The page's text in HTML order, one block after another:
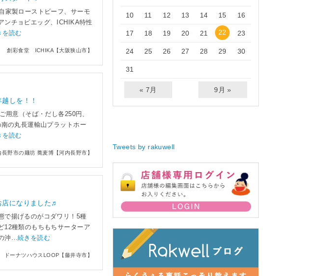
家製ローストビーフ、サーモ
ンチョビエッグ、ICHIKA特性
を読む
創彩食堂 ICHIKA【大阪狭山市】
しを！！
用意（そば・だし各250円、
の丸長運輸山プラットホー
を読む
野市の麺坊 蕎麦博【河内長野市】
店になりました♬
で揚げるのがコダワリ！5種
12種類のもちもちサーターア
沖…続きを読む
ドーナツハウスLOOP【藤井寺市】
10 11 12 13 14 15 16
17 18 19 20 21 22 23
24 25 26 27 28 29 30
31
« 7月 9月 »
Tweets by rakuwell